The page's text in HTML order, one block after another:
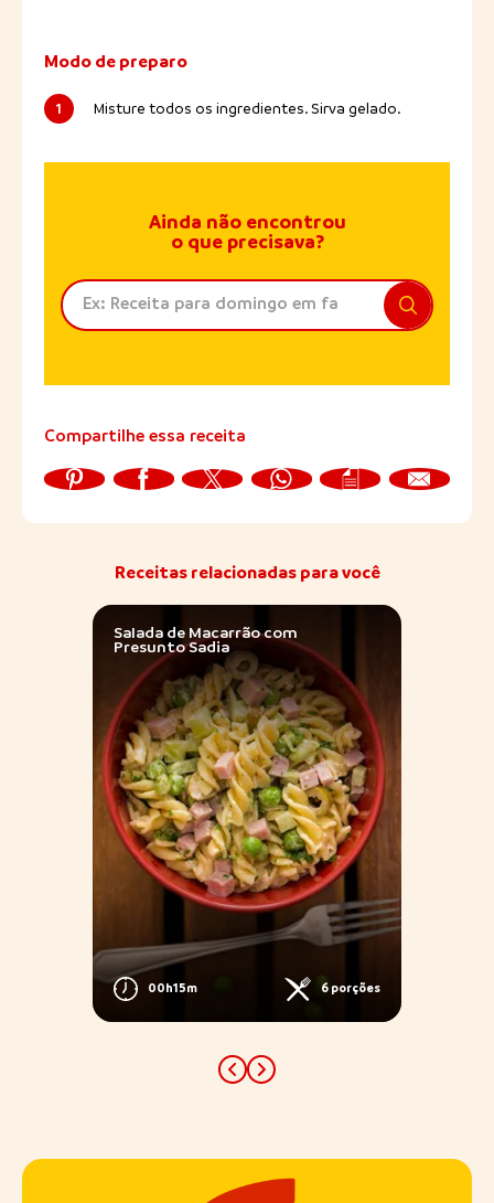
Modo de preparo
1 Misture todos os ingredientes. Sirva gelado.
Ainda não encontrou
o que precisava?
Compartilhe essa receita
Receitas relacionadas para você
00h15m 6 porções
Salada de Macarrão com
Presunto Sadia
Previous
Next